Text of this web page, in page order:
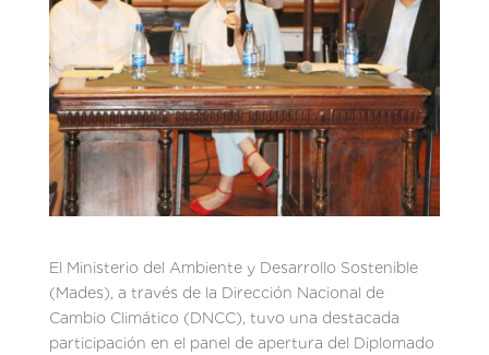
El Ministerio del Ambiente y Desarrollo Sostenible
(Mades), a través de la Dirección Nacional de
Cambio Climático (DNCC), tuvo una destacada
participación en el panel de apertura del Diplomado